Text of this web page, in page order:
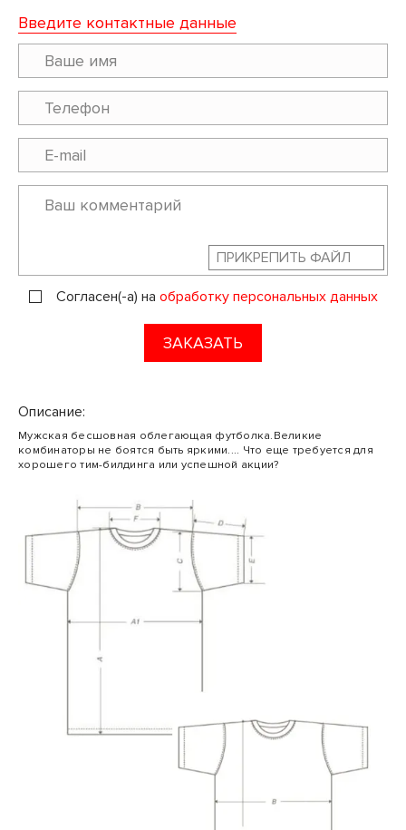
Введите контактные данные
ПРИКРЕПИТЬ ФАЙЛ
Согласен(-а) на обработку персональных данных
ЗАКАЗАТЬ
Описание:
Мужская бесшовная облегающая футболка.Великие
комбинаторы не боятся быть яркими.... Что еще требуется для
хорошего тим-билдинга или успешной акции?